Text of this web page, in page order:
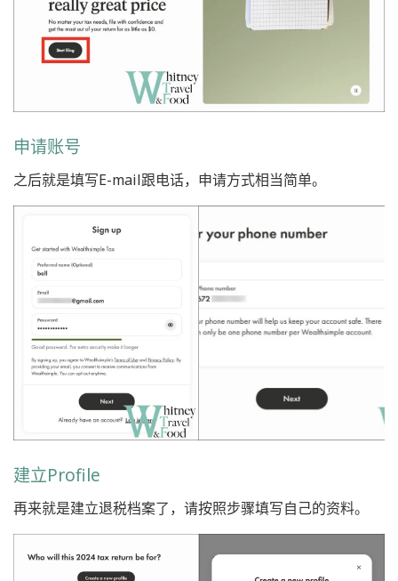
申请账号
之后就是填写E-mail跟电话，申请方式相当简单。
建立Profile
再来就是建立退税档案了，请按照步骤填写自己的资料。